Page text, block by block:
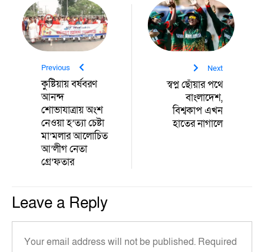
Previous
কুষ্টিয়ায় বর্ষবরণ
আনন্দ
শোভাযাত্রায় অংশ
নেওয়া হ’ত্যা চেষ্টা
মা’মলার আলোচিত
আ’লীগ নেতা
গ্রে’ফতার
Next
স্বপ্ন ছোঁয়ার পথে
বাংলাদেশ,
বিশ্বকাপ এখন
হাতের নাগালে
Leave a Reply
Your email address will not be published. Required